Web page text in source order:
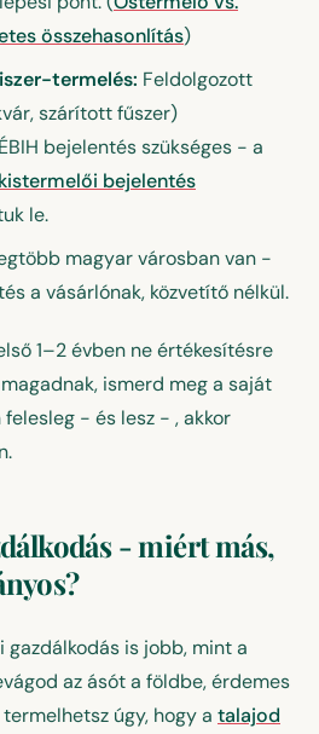
összehasonlítás)
termelés: Feldolgozott
szárított fűszer)
bejelentés szükséges - a
kistermelői bejelentés
le.
magyar városban van -
a vásárlónak, közvetítő nélkül.
1–2 évben ne értékesítésre
ismerd meg a saját
- és lesz - , akkor
- miért más,
gazdálkodás is jobb, mint a
az ásót a földbe, érdemes
úgy, hogy a talajod